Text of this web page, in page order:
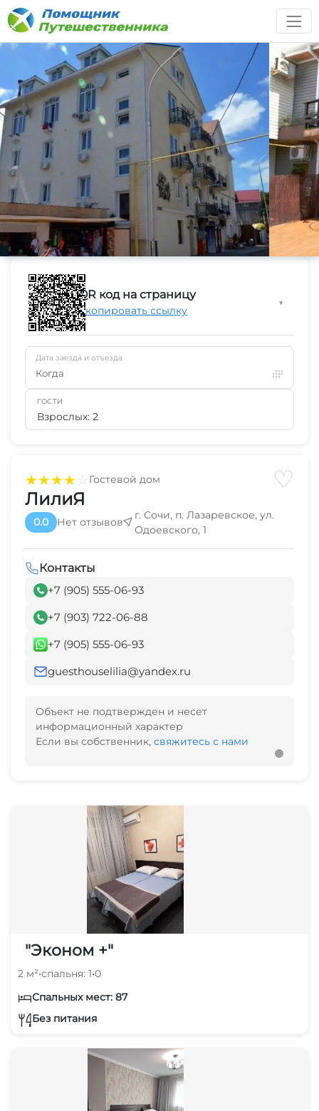
★★★★☆Гостевой дом ♡
ЛилиЯ
0.0 Нет отзывов
г. Сочи, п. Лазаревское, ул.
Одоевского, 1
Контакты
+7 (905) 555-06-93
+7 (903) 722-06-88
+7 (905) 555-06-93
guesthouselilia@yandex.ru
Объект не подтвержден и несет
информационный характер
Если вы собственник, свяжитесь с нами
"Эконом +"
2 м²•спальня: 1•0
Спальных мест: 87
Без питания
QR код на страницу
Скопировать ссылку
▼
Дата заезда и отъезда
Когда
ГОСТИ
Взрослых: 2